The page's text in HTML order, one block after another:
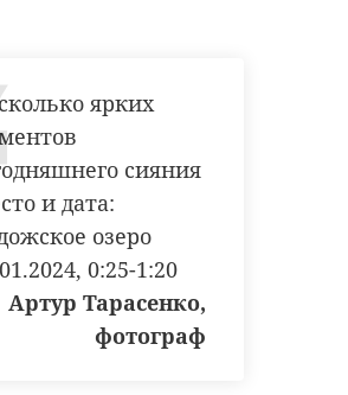
ярких
сияния
и дата:
озеро
0:25-1:20
Артур Тарасенко,
фотограф